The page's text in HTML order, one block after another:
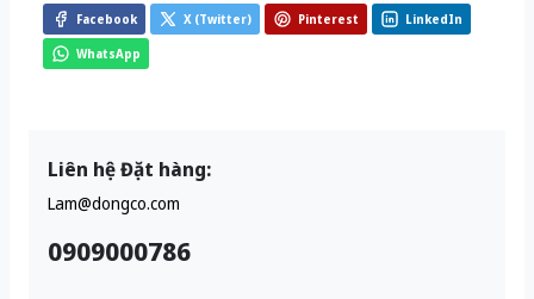
Facebook X (Twitter) Pinterest LinkedIn
WhatsApp
Liên hệ Đặt hàng:
Lam@dongco.com
0909000786